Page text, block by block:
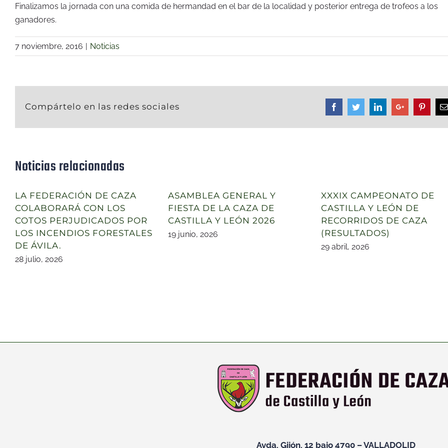
Finalizamos la jornada con una comida de hermandad en el bar de la localidad y posterior entrega de trofeos a los
ganadores.
7 noviembre, 2016 Noticias
Compártelo en las redes sociales FacebookTwitterLinkedinGoogle+ Pinterest
Noticias relacionadas
LA FEDERACIÓN DE CAZA
COLABORARÁ CON LOS
COTOS PERJUDICADOS POR
LOS INCENDIOS FORESTALES
DE ÁVILA.
28 julio, 2026
ASAMBLEA GENERAL Y
FIESTA DE LA CAZA DE
CASTILLA Y LEÓN 2026
19 junio, 2026
XXXIX CAMPEONATO DE
CASTILLA Y LEÓN DE
RECORRIDOS DE CAZA
(RESULTADOS)
29 abril, 2026
Avda, Gijón, 12 bajo 4790 – VALLADOLID